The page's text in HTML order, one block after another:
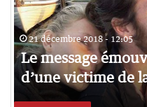
21 décembre 2018 - 12:05
Le message
d’une victime de